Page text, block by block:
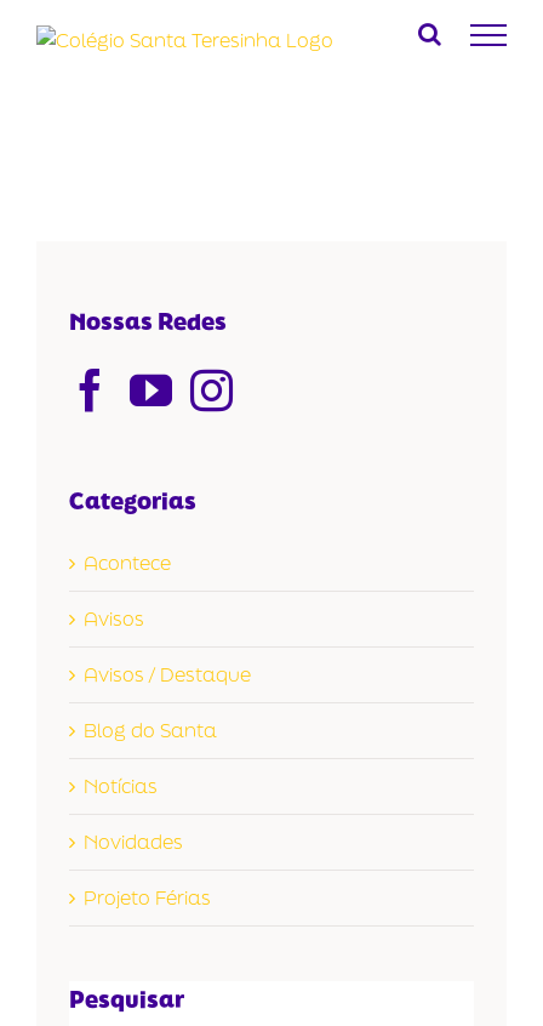
para
Nossas Redes
Categorias
Acontece
Avisos
Avisos / Destaque
Blog do Santa
Notícias
Novidades
Projeto Férias
Pesquisar